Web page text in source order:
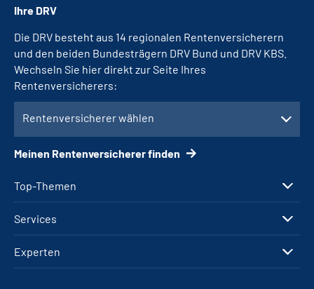
Top-Themen
Services
Experten
Ihre DRV
Die DRV besteht aus 14 regionalen Rentenversicherern
und den beiden Bundesträgern DRV Bund und DRV KBS.
Wechseln Sie hier direkt zur Seite Ihres
Rentenversicherers:
Rentenversicherer wählen
Meinen Rentenversicherer finden